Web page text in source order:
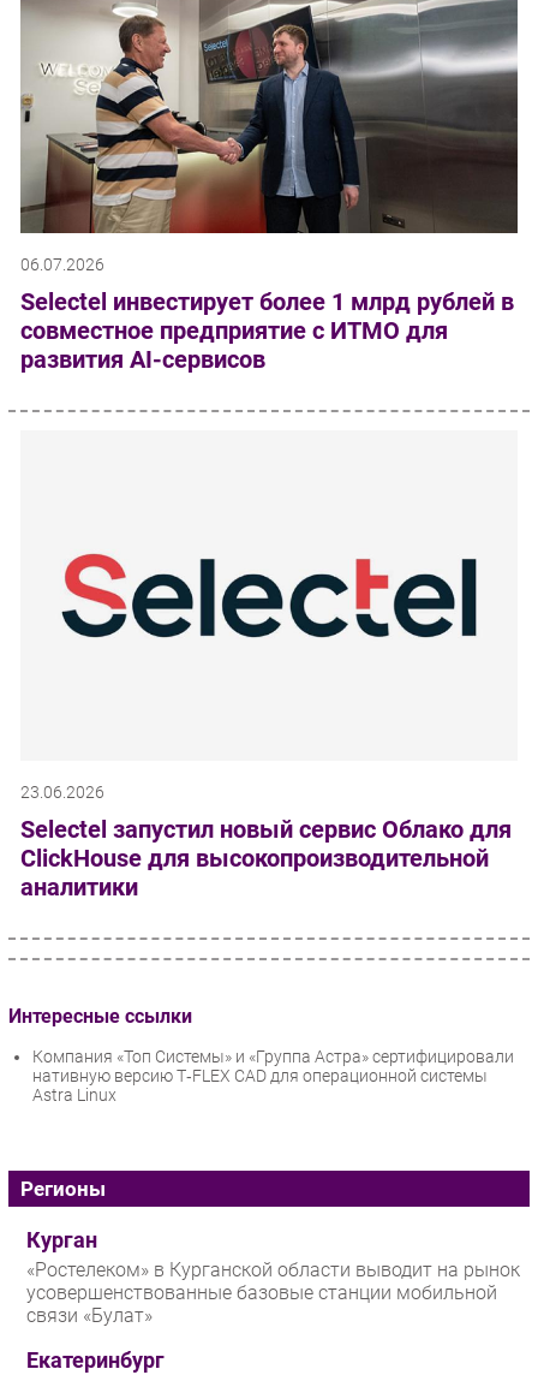
06.07.2026
Selectel инвестирует более 1 млрд рублей в
совместное предприятие с ИТМО для
развития AI-сервисов
23.06.2026
Selectel запустил новый сервис Облако для
ClickHouse для высокопроизводительной
аналитики
Интересные ссылки
Компания «Топ Системы» и «Группа Астра» сертифицировали
нативную версию T‑FLEX CAD для операционной системы
Astra Linux
Регионы
Курган
«Ростелеком» в Курганской области выводит на рынок
усовершенствованные базовые станции мобильной
связи «Булат»
Екатеринбург